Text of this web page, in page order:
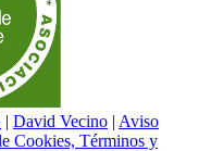
| David Vecino | Aviso
Cookies, Términos y